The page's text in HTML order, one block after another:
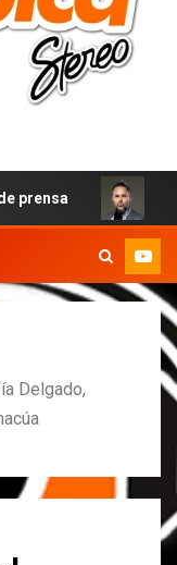
MARCOS
Delgado,